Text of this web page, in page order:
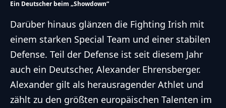
Ein Deutscher beim „Showdown“
Darüber hinaus glänzen die Fighting Irish mit
einem starken Special Team und einer stabilen
Defense. Teil der Defense ist seit diesem Jahr
auch ein Deutscher, Alexander Ehrensberger.
Alexander gilt als herausragender Athlet und
zählt zu den größten europäischen Talenten im